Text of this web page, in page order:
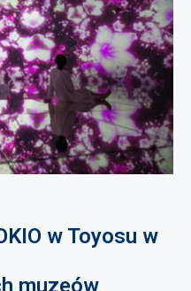
w Toyosu w
muzeów